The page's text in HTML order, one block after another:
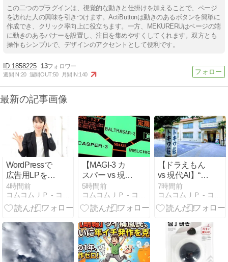
この二つのプラグインは、視覚的な動きと仕掛けを加えることで、ページ
を訪れた人の興味を引きつけます。ActiButtonは動きのあるボタンを簡単に
作成でき、クリック率向上に役立ちます。一方、MEKURERUはページの端
に動きのあるバナーを設置し、注目を集めやすくしてくれます。双方とも
操作もシンプルで、デザインのアクセントとして便利です。
1858225 13
週間IN:20 週間OUT:50 月間IN:140
最新の記事画像
WordPressで
広告用LPを作
るときに知っ
ておくべき基
本
4時間前
【MAGI-3 カ
スパー vs 現代
AI】“女性人格
AI”はどこまで
実現したの
感情・社会性
を持つAIとし
ての構造を比
較する
5時間前
【ドラえもん
vs 現代AI】“ひ
みつ道具”はAI
技術として実
現可能なの
テクノロジー
で検証する
7時間前